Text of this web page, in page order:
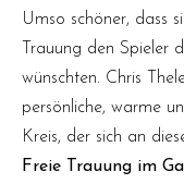
Umso schöner, dass
Trauung den Spieler
wünschten. Chris
persönliche, warme
Kreis, der sich an
Freie Trauung im